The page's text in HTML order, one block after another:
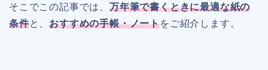
そこでこの記事では、 万年筆で書くときに最適な紙の
条件と、おすすめの手帳・ノートをご紹介します。